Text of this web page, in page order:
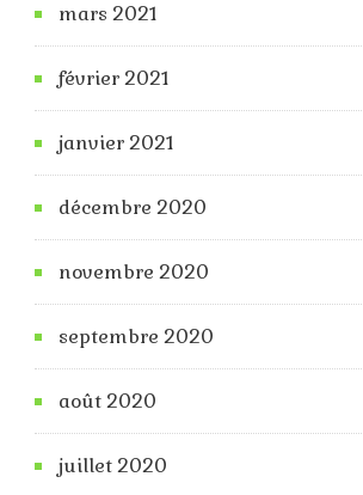
mars 2021
février 2021
janvier 2021
décembre 2020
novembre 2020
septembre 2020
août 2020
juillet 2020